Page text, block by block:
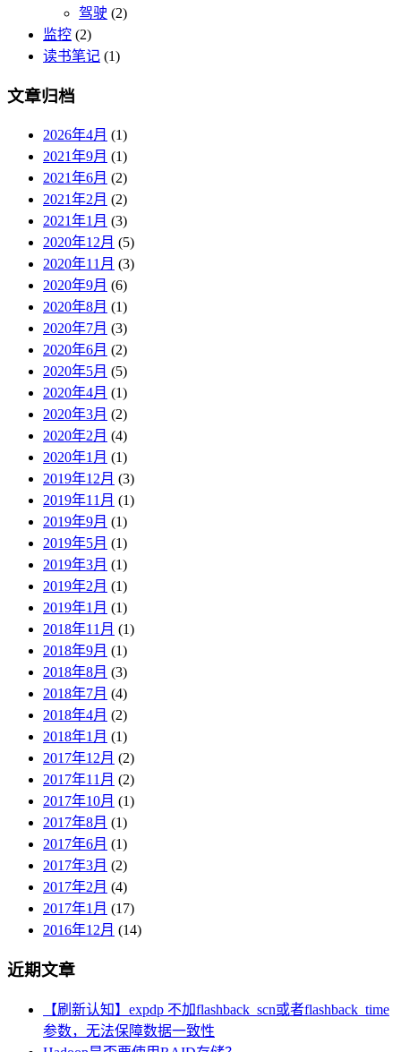
驾驶 (2)
监控 (2)
读书笔记 (1)
文章归档
2026年4月 (1)
2021年9月 (1)
2021年6月 (2)
2021年2月 (2)
2021年1月 (3)
2020年12月 (5)
2020年11月 (3)
2020年9月 (6)
2020年8月 (1)
2020年7月 (3)
2020年6月 (2)
2020年5月 (5)
2020年4月 (1)
2020年3月 (2)
2020年2月 (4)
2020年1月 (1)
2019年12月 (3)
2019年11月 (1)
2019年9月 (1)
2019年5月 (1)
2019年3月 (1)
2019年2月 (1)
2019年1月 (1)
2018年11月 (1)
2018年9月 (1)
2018年8月 (3)
2018年7月 (4)
2018年4月 (2)
2018年1月 (1)
2017年12月 (2)
2017年11月 (2)
2017年10月 (1)
2017年8月 (1)
2017年6月 (1)
2017年3月 (2)
2017年2月 (4)
2017年1月 (17)
2016年12月 (14)
近期文章
【刷新认知】expdp 不加flashback_scn或者flashback_time
参数，无法保障数据一致性